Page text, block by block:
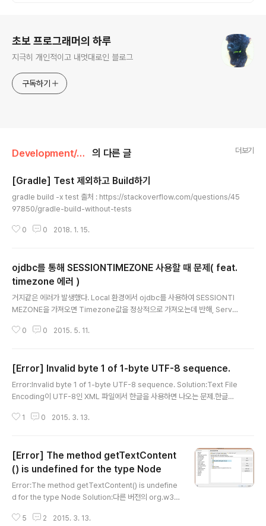
초보 프로그래머의 하루
지극히 개인적이고 내멋대로인 블로그
구독하기
Development/Java 의 다른 글 더보기
[Gradle] Test 제외하고 Build하기
gradle build -x test 출처 : https://stackoverflow.com/questions/45
97850/gradle-build-without-tests
0 0 2018. 1. 15.
ojdbc를 통해 SESSIONTIMEZONE 사용할 때 문제( feat.
timezone 에러 )
거지같은 에러가 발생했다. Local 환경에서 ojdbc를 사용하여 SESSIONTI
MEZONE을 가져오면 Timezone값을 정상적으로 가져오는데 반해, Server
가 발생했다. 결론부터 얘기하자면, 사용하는 ojdbc14.jar 파일의 버전이 달랐
EZONE 함수를 사용하려면 9.x 버전 말고 10.x대 이상의 버전을 사용해야 할
것이다.어떤 식으로 문제가 발생하냐면.. 다음과 같은 코드를 9.x대의 ojdbc를
사용할 때, 10.x대의 ojdb..
0 0 2015. 5. 11.
[Error] Invalid byte 1 of 1-byte UTF-8 sequence.
Error:Invalid byte 1 of 1-byte UTF-8 sequence. Solution:Text File
Encoding이 UTF-8인 XML 파일에서 한글을 사용하면 나오는 문제.한글을
변경하면 될 듯.
1 0 2015. 3. 13.
[Error] The method getTextContent
() is undefined for the type Node
Error:The method getTextContent() is undefine
d for the type Node Solution:다른 버전의 org.w3c.
ary를 다른 라이브러리들보다 우선순위를 위로 올리면 된
5 2 2015. 3. 13.